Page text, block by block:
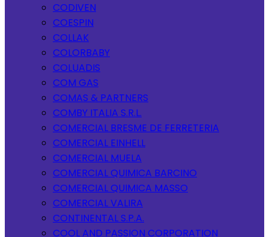
CODIVEN
COESPIN
COLLAK
COLORBABY
COLUADIS
COM GAS
COMAS & PARTNERS
COMBY ITALIA S.R.L.
COMERCIAL BRESME DE FERRETERIA
COMERCIAL EINHELL
COMERCIAL MUELA
COMERCIAL QUIMICA BARCINO
COMERCIAL QUIMICA MASSO
COMERCIAL VALIRA
CONTINENTAL S.P.A.
COOL AND PASSION CORPORATION